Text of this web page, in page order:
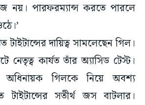
নয়। পারফরম্যান্স করতে পারলে
দায়িত্ব সামলেছেন গিল।
নেতৃত্ব কার্যত তাঁর অ্যাসিড টেস্ট।
অধিনায়ক গিলকে নিয়ে অবশ্য
সতীর্থ জস বাটলার।